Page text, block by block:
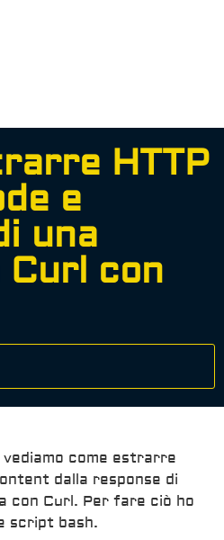
HTTP
e
una
con
come estrarre
dalla response di
con Curl. Per fare ciò ho
script bash.